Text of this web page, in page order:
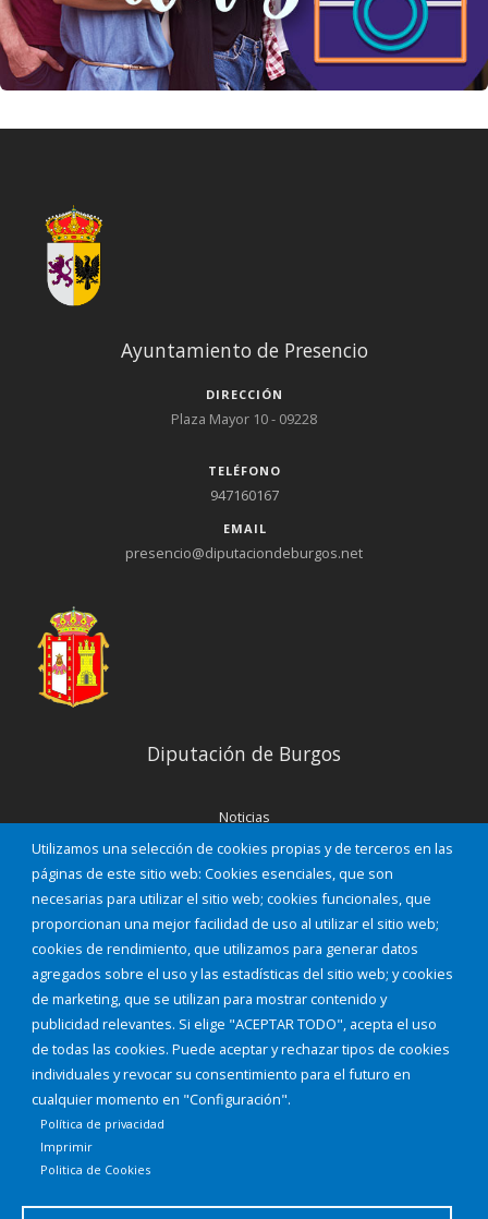
Utilizamos una selección de cookies propias y de terceros en las
páginas de este sitio web: Cookies esenciales, que son
necesarias para utilizar el sitio web; cookies funcionales, que
proporcionan una mejor facilidad de uso al utilizar el sitio web;
cookies de rendimiento, que utilizamos para generar datos
agregados sobre el uso y las estadísticas del sitio web; y cookies
de marketing, que se utilizan para mostrar contenido y
publicidad relevantes. Si elige "ACEPTAR TODO", acepta el uso
de todas las cookies. Puede aceptar y rechazar tipos de cookies
individuales y revocar su consentimiento para el futuro en
cualquier momento en "Configuración".
Política de privacidad
Imprimir
Politica de Cookies
Ayuntamiento de Presencio
DIRECCIÓN
Plaza Mayor 10 - 09228
TELÉFONO
947160167
EMAIL
presencio@diputaciondeburgos.net
Diputación de Burgos
Noticias
Eventos
Corporación Municipal
Teléfonos de interés
INICIAR SESIÓN
MAPA WEB